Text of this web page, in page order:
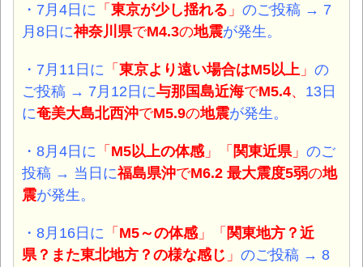
・7月4日に 「 東京が少し揺れる 」 のご投稿 → 7
月8日に神奈川県でM4.3の地震が発生。
・7月11日に 「 東京より遠い場合はM5以上 」 の
ご投稿 → 7月12日に与那国島近海でM5.4、 13日
に奄美大島北西沖でM5.9の地震が発生。
・8月4日に 「 M5以上の体感 」「 関東近県 」 のご
投稿 → 当日に福島県沖でM6.2 最大震度5弱の地
震が発生。
・8月16日に 「 M5～の体感 」 「 関東地方？近
県？また東北地方？の様な感じ 」 のご投稿 → 8